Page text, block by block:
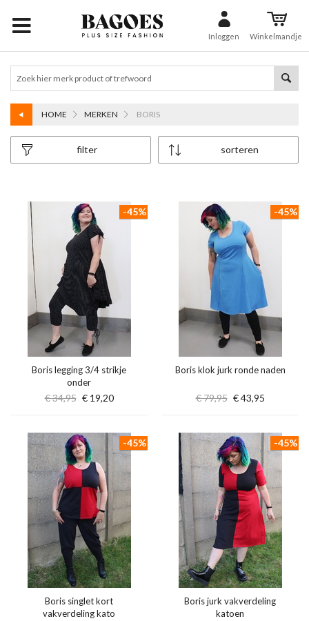
Inloggen Winkelmandje
HOME MERKEN BORIS
sorteren
filter
Boris legging 3/4 strikje
onder
€ 34,95 € 19,20
-45%
Boris klok jurk ronde naden
€ 79,95 € 43,95
-45%
Boris singlet kort
vakverdeling kato
-45%
Boris jurk vakverdeling
katoen
-45%